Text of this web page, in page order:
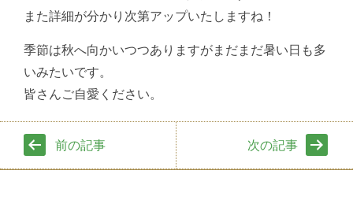
また詳細が分かり次第アップいたしますね！
季節は秋へ向かいつつありますがまだまだ暑い日も多
いみたいです。
皆さんご自愛ください。
前の記事 次の記事